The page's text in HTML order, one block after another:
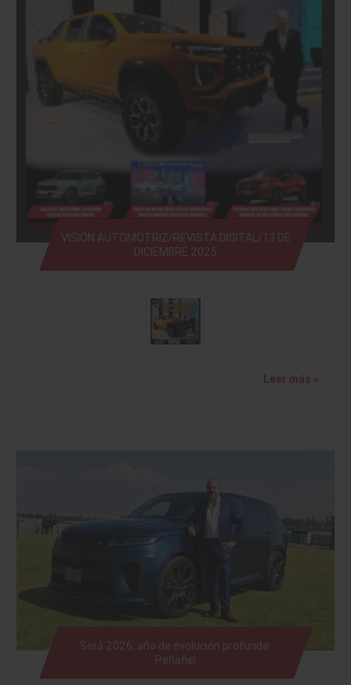
VISIÓN AUTOMOTRIZ/REVISTA DIGITAL/13 DE
DICIEMBRE 2025
Leer más »
Será 2026, año de evolución profunda:
Peñafiel